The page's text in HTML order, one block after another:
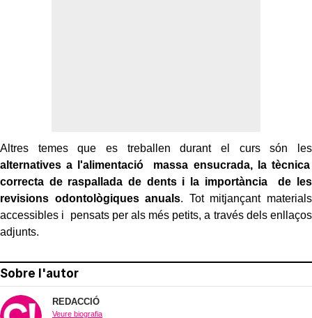
Altres temes que es treballen durant el curs són les
alternatives a l'alimentació massa ensucrada, la tècnica
correcta de raspallada de dents i la importància de les
revisions odontològiques anuals. Tot mitjançant materials
accessibles i pensats per als més petits, a través dels enllaços
adjunts.
Sobre l'autor
REDACCIÓ
Veure biografia